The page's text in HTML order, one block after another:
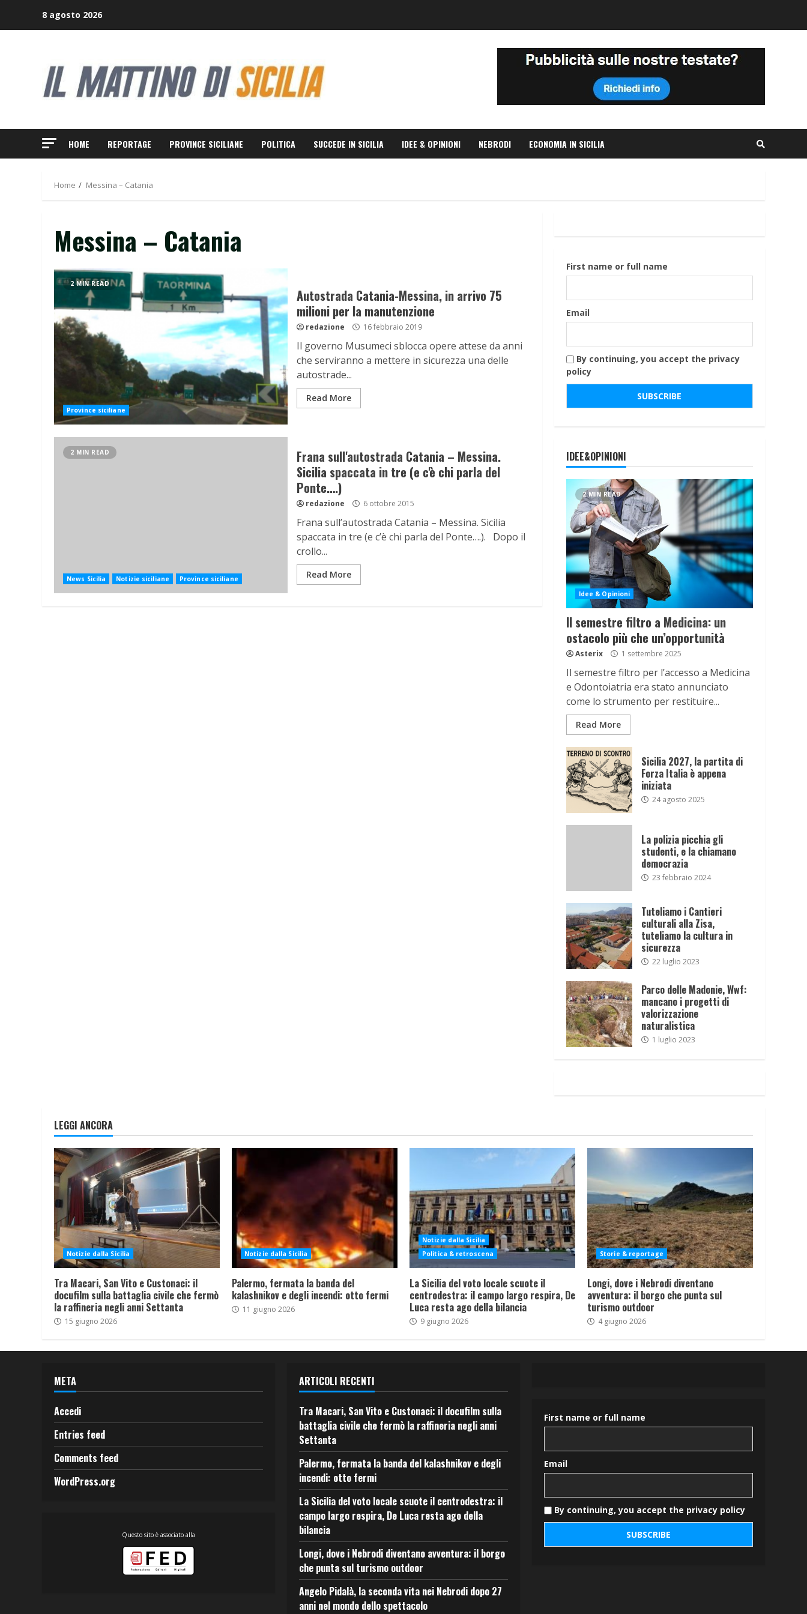
8 agosto 2026
HOME REPORTAGE PROVINCE SICILIANE POLITICA SUCCEDE IN SICILIA IDEE & OPINIONI NEBRODI ECONOMIA IN SICILIA
Home Messina – Catania
Messina – Catania
2 MIN READ
Province siciliane
Autostrada Catania-Messina, in arrivo 75
milioni per la manutenzione
redazione 16 febbraio 2019
Il governo Musumeci sblocca opere attese da anni
che serviranno a mettere in sicurezza una delle
autostrade...
Read More
2 MIN READ
News Sicilia Notizie siciliane Province siciliane
Frana sull'autostrada Catania – Messina.
Sicilia spaccata in tre (e c'è chi parla del
Ponte….)
redazione 6 ottobre 2015
Frana sull’autostrada Catania – Messina. Sicilia
spaccata in tre (e c’è chi parla del Ponte….). Dopo il
crollo...
Read More
First name or full name
Email
By continuing, you accept the privacy
policy
IDEE&OPINIONI
2 MIN READ
Idee & Opinioni
Il semestre filtro a Medicina: un
ostacolo più che un’opportunità
Asterix 1 settembre 2025
Il semestre filtro per l’accesso a Medicina
e Odontoiatria era stato annunciato
come lo strumento per restituire...
Read More
Sicilia 2027, la partita di
Forza Italia è appena
iniziata
24 agosto 2025
La polizia picchia gli
studenti, e la chiamano
democrazia
23 febbraio 2024
Tuteliamo i Cantieri
culturali alla Zisa,
tuteliamo la cultura in
sicurezza
22 luglio 2023
Parco delle Madonie, Wwf:
mancano i progetti di
valorizzazione
naturalistica
1 luglio 2023
LEGGI ANCORA
Notizie dalla Sicilia
Tra Macari, San Vito e Custonaci: il
docufilm sulla battaglia civile che fermò
la raffineria negli anni Settanta
15 giugno 2026
Notizie dalla Sicilia
Palermo, fermata la banda del
kalashnikov e degli incendi: otto fermi
11 giugno 2026
Notizie dalla Sicilia
Politica & retroscena
La Sicilia del voto locale scuote il
centrodestra: il campo largo respira, De
Luca resta ago della bilancia
9 giugno 2026
Storie & reportage
Longi, dove i Nebrodi diventano
avventura: il borgo che punta sul
turismo outdoor
4 giugno 2026
META
Accedi
Entries feed
Comments feed
WordPress.org
Questo sito è associato alla
ARTICOLI RECENTI
Tra Macari, San Vito e Custonaci: il docufilm sulla
battaglia civile che fermò la raffineria negli anni
Settanta
Palermo, fermata la banda del kalashnikov e degli
incendi: otto fermi
La Sicilia del voto locale scuote il centrodestra: il
campo largo respira, De Luca resta ago della
bilancia
Longi, dove i Nebrodi diventano avventura: il borgo
che punta sul turismo outdoor
Angelo Pidalà, la seconda vita nei Nebrodi dopo 27
anni nel mondo dello spettacolo
First name or full name
Email
By continuing, you accept the privacy policy